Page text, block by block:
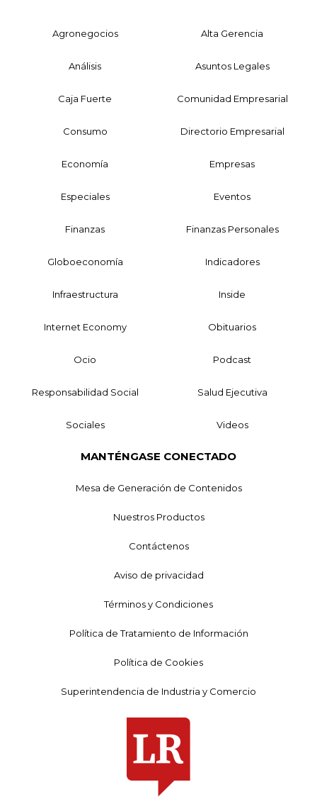
Agronegocios Alta Gerencia
Análisis Asuntos Legales
Caja Fuerte Comunidad Empresarial
Consumo Directorio Empresarial
Economía Empresas
Especiales Eventos
Finanzas Finanzas Personales
Globoeconomía Indicadores
Infraestructura Inside
Internet Economy Obituarios
Ocio Podcast
Responsabilidad Social Salud Ejecutiva
Sociales Videos
MANTÉNGASE CONECTADO
Mesa de Generación de Contenidos
Nuestros Productos
Contáctenos
Aviso de privacidad
Términos y Condiciones
Política de Tratamiento de Información
Política de Cookies
Superintendencia de Industria y Comercio